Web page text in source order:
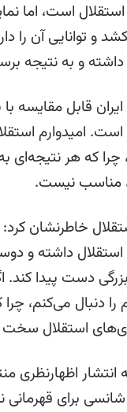
است، اما
و توانایی آن را
و به نتیجه
ایران قابل مقایسه
امیدوارم
که هر نتیجه‌ای
مناسب نیست.
خاطرنشان
داشته و
دست پیدا کند.
را دنبال می‌کنم،
استقلال
اظهارنظری
شانسی برای قهرمانی